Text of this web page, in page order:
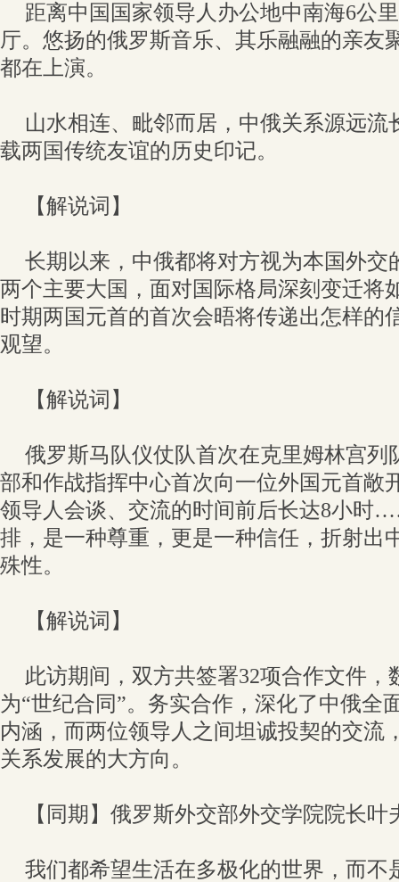
距离中国国家领导人办公地中南海6公
厅。悠扬的俄罗斯音乐、其乐融融的亲友
都在上演。
山水相连、毗邻而居，中俄关系源远流
载两国传统友谊的历史印记。
【解说词】
长期以来，中俄都将对方视为本国外交
两个主要大国，面对国际格局深刻变迁将
时期两国元首的首次会晤将传递出怎样的
观望。
【解说词】
俄罗斯马队仪仗队首次在克里姆林宫列
部和作战指挥中心首次向一位外国元首敞
领导人会谈、交流的时间前后长达8小时
排，是一种尊重，更是一种信任，折射出
殊性。
【解说词】
此访期间，双方共签署32项合作文件，
为“世纪合同”。务实合作，深化了中俄全
内涵，而两位领导人之间坦诚投契的交流
关系发展的大方向。
【同期】俄罗斯外交部外交学院院长叶
我们都希望生活在多极化的世界，而不